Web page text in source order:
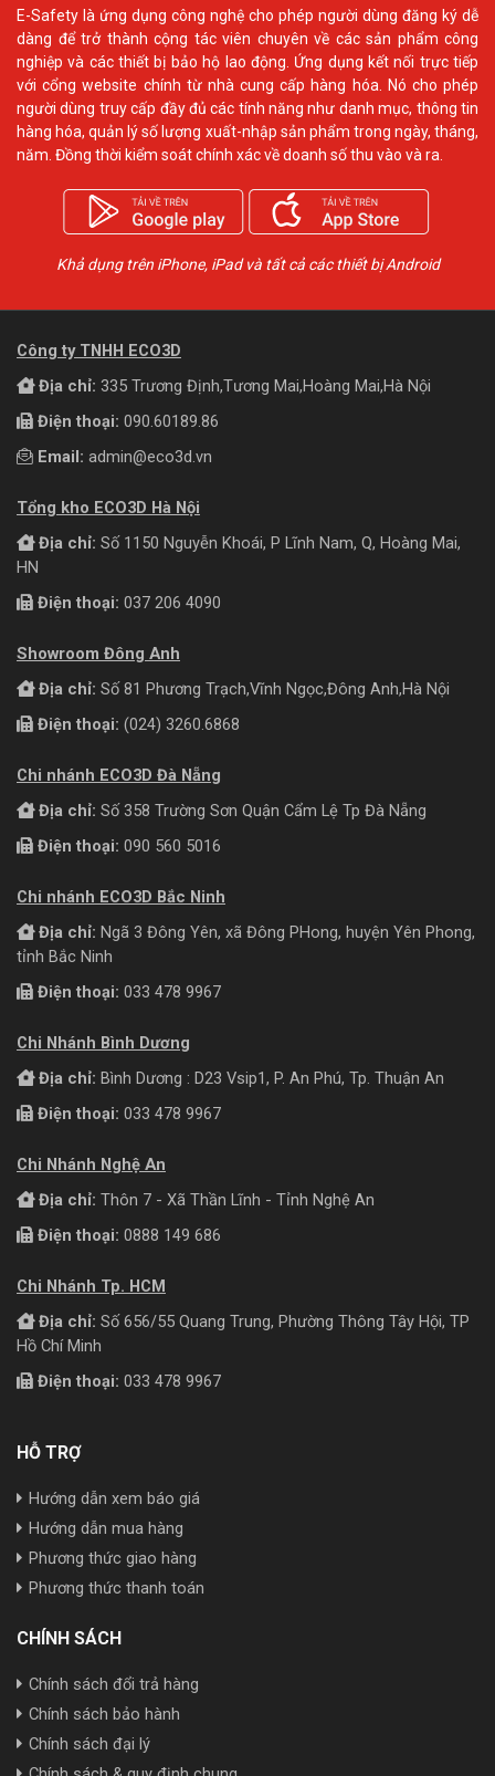
E-Safety là ứng dụng công nghệ cho phép người dùng đăng ký dễ
dàng để trở thành cộng tác viên chuyên về các sản phẩm công
nghiệp và các thiết bị bảo hộ lao động. Ứng dụng kết nối trực tiếp
với cổng website chính từ nhà cung cấp hàng hóa. Nó cho phép
người dùng truy cấp đầy đủ các tính năng như danh mục, thông tin
hàng hóa, quản lý số lượng xuất-nhập sản phẩm trong ngày, tháng,
năm. Đồng thời kiểm soát chính xác về doanh số thu vào và ra.
Khả dụng trên iPhone, iPad và tất cả các thiết bị Android
Công ty TNHH ECO3D
Địa chỉ: 335 Trương Định,Tương Mai,Hoàng Mai,Hà Nội
Điện thoại: 090.60189.86
Email: admin@eco3d.vn
Tổng kho ECO3D Hà Nội
Địa chỉ: Số 1150 Nguyễn Khoái, P Lĩnh Nam, Q, Hoàng Mai,
HN
Điện thoại: 037 206 4090
Showroom Đông Anh
Địa chỉ: Số 81 Phương Trạch,Vĩnh Ngọc,Đông Anh,Hà Nội
Điện thoại: (024) 3260.6868
Chi nhánh ECO3D Đà Nẵng
Địa chỉ: Số 358 Trường Sơn Quận Cẩm Lệ Tp Đà Nẵng
Điện thoại: 090 560 5016
Chi nhánh ECO3D Bắc Ninh
Địa chỉ: Ngã 3 Đông Yên, xã Đông PHong, huyện Yên Phong,
tỉnh Bắc Ninh
Điện thoại: 033 478 9967
Chi Nhánh Bình Dương
Địa chỉ: Bình Dương : D23 Vsip1, P. An Phú, Tp. Thuận An
Điện thoại: 033 478 9967
Chi Nhánh Nghệ An
Địa chỉ: Thôn 7 - Xã Thần Lĩnh - Tỉnh Nghệ An
Điện thoại: 0888 149 686
Chi Nhánh Tp. HCM
Địa chỉ: Số 656/55 Quang Trung, Phường Thông Tây Hội, TP
Hồ Chí Minh
Điện thoại: 033 478 9967
HỖ TRỢ
Hướng dẫn xem báo giá
Hướng dẫn mua hàng
Phương thức giao hàng
Phương thức thanh toán
CHÍNH SÁCH
Chính sách đổi trả hàng
Chính sách bảo hành
Chính sách đại lý